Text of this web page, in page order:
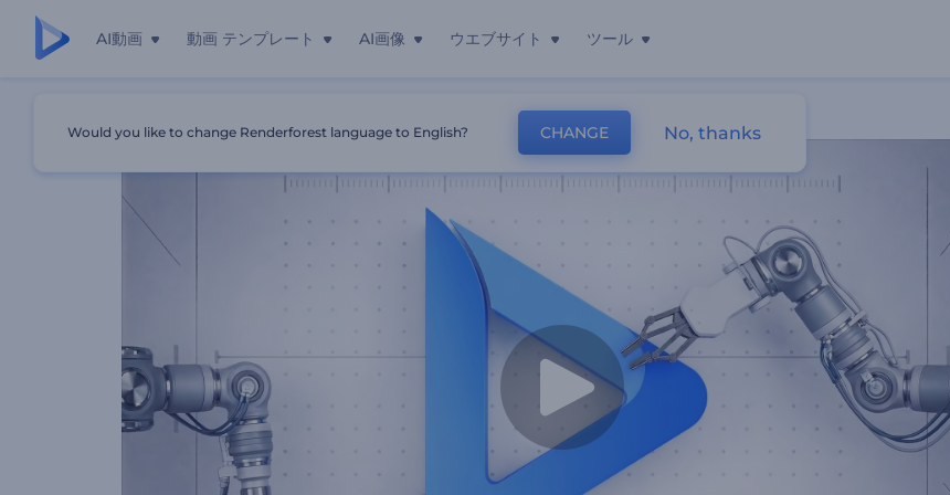
AI動画 動画 テンプレート AI画像 ウエブサイト ツール
Would you like to change Renderforest language to English? CHANGE No, thanks